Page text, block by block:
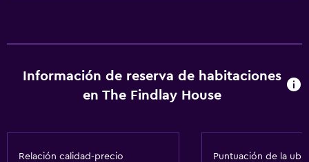
Información de reserva de habitaciones
en The Findlay House
Relación calidad-precio Puntuación de la